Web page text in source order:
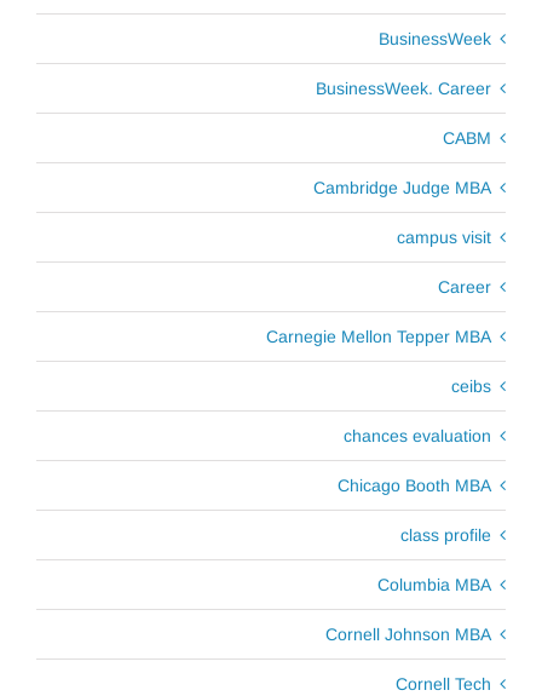
BusinessWeek
BusinessWeek. Career
CABM
Cambridge Judge MBA
campus visit
Career
Carnegie Mellon Tepper MBA
ceibs
chances evaluation
Chicago Booth MBA
class profile
Columbia MBA
Cornell Johnson MBA
Cornell Tech